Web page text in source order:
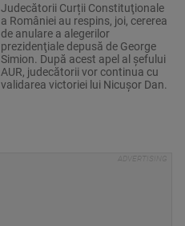
Judecătorii Curții Constituţionale
a României au respins, joi, cererea
de anulare a alegerilor
prezidenţiale depusă de George
Simion. După acest apel al șefului
AUR, judecătorii vor continua cu
validarea victoriei lui Nicușor Dan.